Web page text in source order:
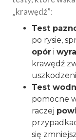
„krawędź”:
Test
po rysie,
opór i
krawędź
Test
pomocne
raczej
się